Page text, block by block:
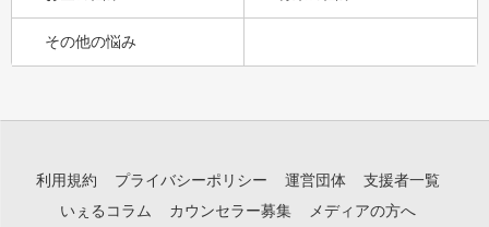
その他の悩み
利用規約 プライバシーポリシー 運営団体
支援者一覧
いぇるコラム
カウンセラー募集 メディアの方へ